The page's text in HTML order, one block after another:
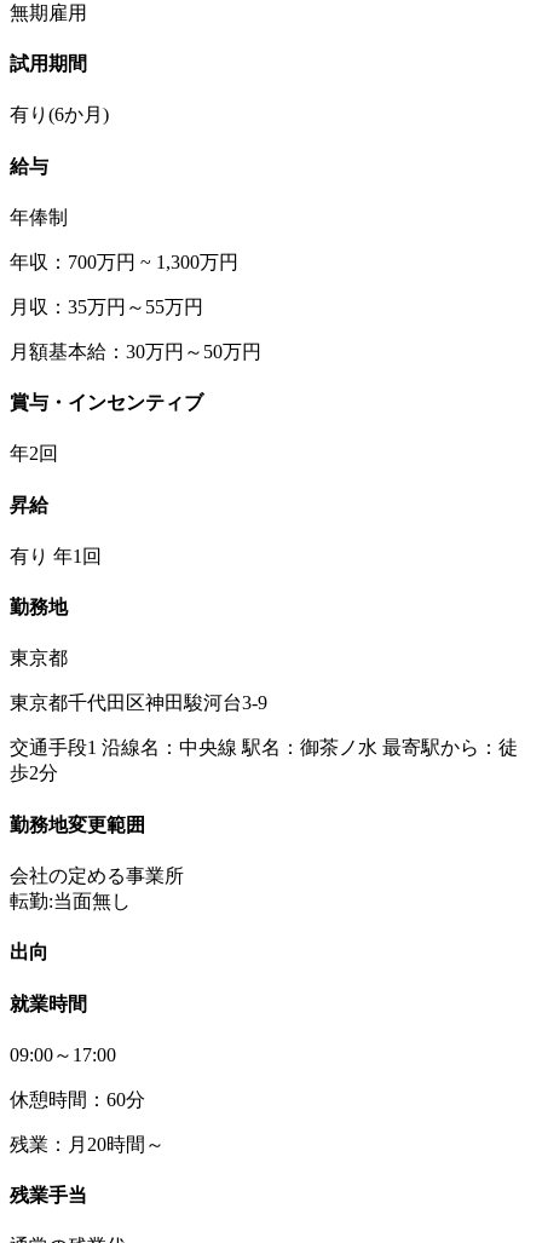
無期雇用
試用期間
有り(6か月)
給与
年俸制
年収：700万円 ~ 1,300万円
月収：35万円～55万円
月額基本給：30万円～50万円
賞与・インセンティブ
年2回
昇給
有り 年1回
勤務地
東京都
東京都千代田区神田駿河台3-9
交通手段1 沿線名：中央線 駅名：御茶ノ水 最寄駅から：徒
歩2分
勤務地変更範囲
会社の定める事業所
転勤:当面無し
出向
就業時間
09:00～17:00
休憩時間：60分
残業：月20時間～
残業手当